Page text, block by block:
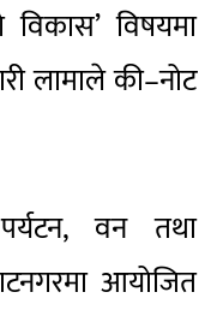
विकास’ विषयमा
लामाले की–नोट
वन तथा
आयोजित